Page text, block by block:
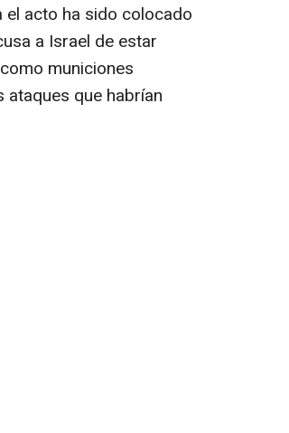
el acto ha sido colocado
a Israel de estar
municiones
que habrían